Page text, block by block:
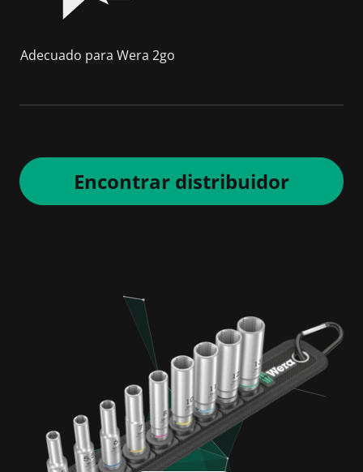
Adecuado para Wera 2go
Encontrar distribuidor